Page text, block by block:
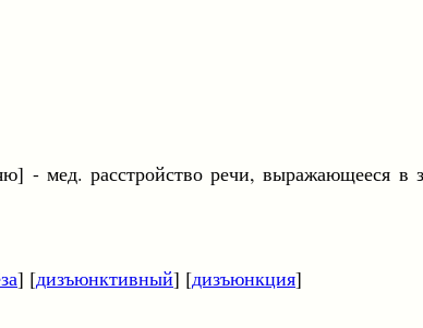
- мед. расстройство речи, выражающееся в
] [дизъюнктивный] [дизъюнкция]